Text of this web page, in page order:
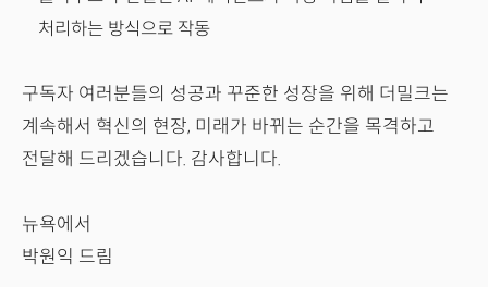
처리하는 방식으로 작동
구독자 여러분들의 성공과 꾸준한 성장을 위해 더밀크는
계속해서 혁신의 현장, 미래가 바뀌는 순간을 목격하고
전달해 드리겠습니다. 감사합니다.
뉴욕에서
박원익 드림